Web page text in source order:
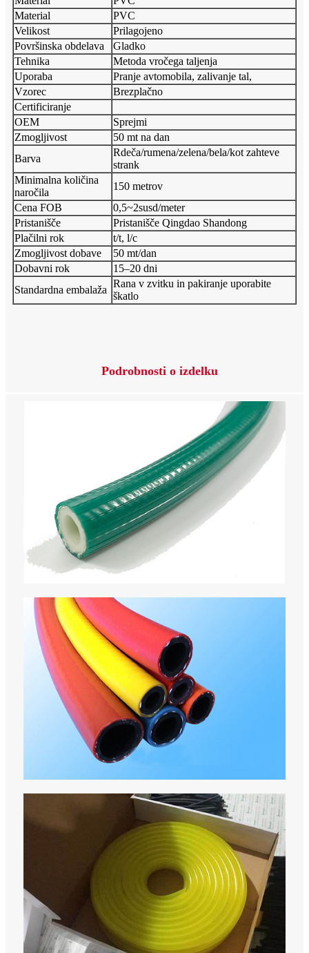
Material
PVC
Velikost
Prilagojeno
Površinska obdelava
Gladko
Tehnika
Metoda vročega taljenja
Uporaba
Pranje avtomobila, zalivanje tal,
Vzorec
Brezplačno
Certificiranje
OEM
Sprejmi
Zmogljivost
50 mt na dan
Barva
Rdeča/rumena/zelena/bela/kot zahteve
strank
Minimalna količina
naročila
150 metrov
Cena FOB
0,5~2susd/meter
Pristanišče
Pristanišče Qingdao Shandong
Plačilni rok
t/t, l/c
Zmogljivost dobave
50 mt/dan
Dobavni rok
15–20 dni
Standardna embalaža
Rana v zvitku in pakiranje uporabite
škatlo
Podrobnosti o izdelku